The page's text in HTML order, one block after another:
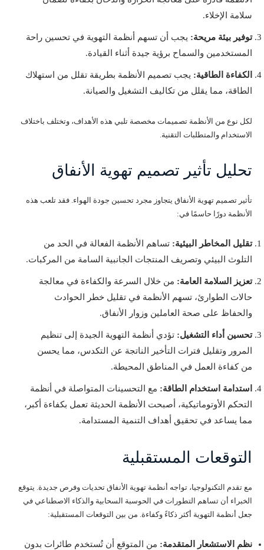
سلامة الإخلاء.
توفير بيئة مريحة: يجب أن تسهم أنظمة التهوية في تحسين راحة
المستخدمين والسماح برؤية جيدة أثناء القيادة.
الكفاءة الطاقية: يجب تصميم الأنظمة بطريقة تقلل من استهلاك
الطاقة، مما يقلل من تكاليف التشغيل والصيانة.
لكل نوع من الأنظمة تصميمات مخصصة تلبي هذه الأهداف، وتختلف باختلاف
الاستخدام والمتطلبات التقنية.
تحليل تأثير تصميم تهوية الأنفاق
تأثير تصميم تهوية الأنفاق يتجاوز مجرد تحسين جودة الهواء. فقد تلعب هذه
الأنظمة دورًا حاسمًا في:
تقليل المخاطر البيئية: تساهم الأنظمة الفعالة في الحد من
التلوث البيئي وتصريف المنتجات الجانبية السامة من المركبات.
تعزيز السلامة العامة: من خلال السرعة والكفاءة في معالجة
حالات الطوارئ، تسهم الأنظمة في تقليل خطر الحوادث
والحفاظ على صحة العاملين وزوار الأنفاق.
تحسين أداء التشغيل: تؤدي أنظمة التهوية الجيدة إلى تنظيم
المرور وتقليل فترات التأخير الناتجة عن التكدس، مما يحسن
من كفاءة العمل في المناطق المحيطة.
استدامة استخدام الطاقة: مع التحسينات المتواصلة في أنظمة
التحكم الأوتوماتيكية، أصبحت الأنظمة الحديثة تعمل بكفاءة أكبر،
مما يساعد في تحقيق أهداف التنمية المستدامة.
التوقعات المستقبلية
مع تقدم التكنولوجيا، تواجه أنظمة تهوية الأنفاق تحديات وفرص جديدة. يتوقع
الخبراء أن تساهم التطورات في الحوسبة السحابية والذكاء الاصطناعي في
جعل أنظمة التهوية أكثر ذكاءً وكفاءة. من بين التوقعات المستقبلية:
نظم الاستشعار المتقدمة: من المتوقع أن تُستخدم طائرات بدون